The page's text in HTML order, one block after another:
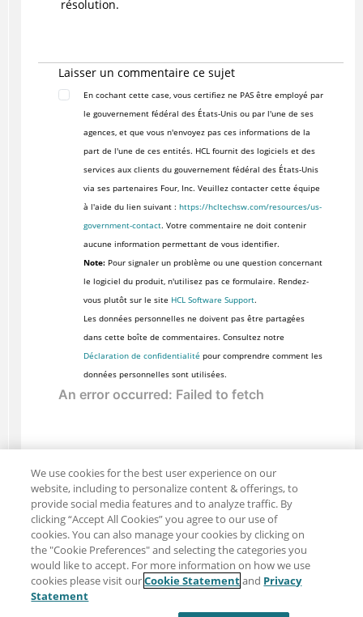
résolution.
Laisser un commentaire ce sujet
En cochant cette case, vous certifiez ne PAS être employé par
le gouvernement fédéral des États-Unis ou par l'une de ses
agences, et que vous n'envoyez pas ces informations de la
part de l'une de ces entités. HCL fournit des logiciels et des
services aux clients du gouvernement fédéral des États-Unis
via ses partenaires Four, Inc. Veuillez contacter cette équipe
à l'aide du lien suivant : https://hcltechsw.com/resources/us-
government-contact. Votre commentaire ne doit contenir
aucune information permettant de vous identifier.
Note:Pour signaler un problème ou une question concernant
le logiciel du produit, n'utilisez pas ce formulaire. Rendez-
vous plutôt sur le site HCL Software Support.
Les données personnelles ne doivent pas être partagées
dans cette boîte de commentaires. Consultez notre
Déclaration de confidentialité pour comprendre comment les
données personnelles sont utilisées.
Partager : Courriel
Twitter
We use cookies for the best user experience on our
website, including to personalize content & offerings, to
provide social media features and to analyze traffic. By
clicking “Accept All Cookies” you agree to our use of
cookies. You can also manage your cookies by clicking on
the "Cookie Preferences" and selecting the categories you
would like to accept. For more information on how we use
cookies please visit ourCookie Statementand Privacy
Statement